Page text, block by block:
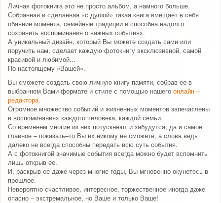
Личная фотокнига это не просто альбом, а намного больше.
Собранная и сделанная «с душой» такая книга вмещает в себя
обаяние момента, семейные традиции и способна надолго
сохранить воспоминания о важных событиях.
А уникальный дизайн, который Вы можете создать сами или
поручить нам, сделает каждую фотокнигу эксклюзивной, самой
красивой и любимой...
По-настоящему «Вашей».
Вы сможете создать свою личную книгу памяти, собрав ее в
выбранном Вами формате и стиле с помощью нашего онлайн –
редактора.
Огромное множество событий и жизненных моментов запечатлены
в воспоминаниях каждого человека, каждой семьи.
Со временем многие из них потускнеют и забудутся, да и самое
главное – показать–то Вы их никому не сможете, а слова ведь
далеко не всегда способны передать всю суть события.
А с фотокнигой значимые события всегда можно будет вспомнить
лишь открыв ее.
И, раскрыв ее даже через многие годы, Вы мгновенно окунетесь в
прошлое.
Невероятно счастливое, интересное, торжественное иногда даже
опасно – экстремальное, но Ваше и только Ваше!